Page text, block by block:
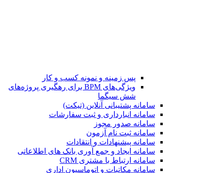
پس زمینه و نمونه کسب و کار
ویژگی‌های BPM برای رهگیری پروژه‌های
شش سیگما
سامانه پشتیبانی آنلاین (تیکت)
سامانه انبارداری و ثبت سفارشات
سامانه صدور مجوز
سامانه ثبت نام آزمون
سامانه پیشنهادات و انتقادات
سامانه ایجاد و جمع آوری بانک‌ های اطلاعاتی
سامانه ارتباط با مشتری CRM
سامانه مکاتبات و اتوماسیون اداری